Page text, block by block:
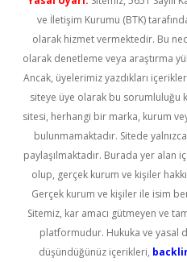
ve İletişim Kurumu (BTK)
olarak hizmet vermektedir. Bu
olarak denetleme veya araştırma
Ancak, üyelerimiz yazdıkları
siteye üye olarak bu sorumluluğu
sitesi, herhangi bir marka, kurum
bulunmamaktadır. Sitede
paylaşılmaktadır. Burada yer alan
olup, gerçek kurum ve kişiler
Gerçek kurum ve kişiler ile isim
Sitemiz, kar amacı gütmeyen ve
platformudur. Hukuka ve yasal
düşündüğünüz içerikleri,